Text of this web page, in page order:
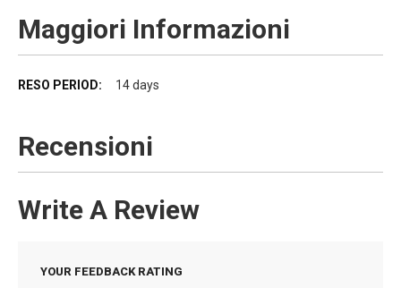
Maggiori Informazioni
Maggiori
14 days
Recensioni
Write A Review
YOUR FEEDBACK RATING